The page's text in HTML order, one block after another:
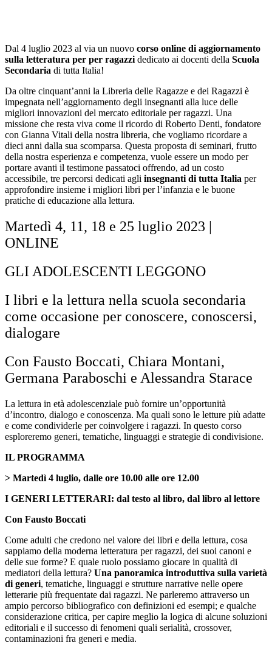
Dal 4 luglio 2023 al via un nuovo corso online di aggiornamento
sulla letteratura per per ragazzidedicato ai docenti della Scuola
Secondaria di tutta Italia!
Da oltre cinquant’anni la Libreria delle Ragazze e dei Ragazzi è
impegnata nell’aggiornamento degli insegnanti alla luce delle
migliori innovazioni del mercato editoriale per ragazzi. Una
missione che resta viva come il ricordo di Roberto Denti, fondatore
con Gianna Vitali della nostra libreria, che vogliamo ricordare a
dieci anni dalla sua scomparsa. Questa proposta di seminari, frutto
della nostra esperienza e competenza, vuole essere un modo per
portare avanti il testimone passatoci offrendo, ad un costo
accessibile, tre percorsi dedicati agli insegnanti di tutta Italia per
approfondire insieme i migliori libri per l’infanzia e le buone
pratiche di educazione alla lettura.
Martedì 4, 11, 18 e 25 luglio 2023 |
ONLINE
GLI ADOLESCENTI LEGGONO
I libri e la lettura nella scuola secondaria
come occasione per conoscere, conoscersi,
dialogare
Con Fausto Boccati, Chiara Montani,
Germana Paraboschi e Alessandra Starace
La lettura in età adolescenziale può fornire un’opportunità
d’incontro, dialogo e conoscenza. Ma quali sono le letture più adatte
e come condividerle per coinvolgere i ragazzi. In questo corso
esploreremo generi, tematiche, linguaggi e strategie di condivisione.
IL PROGRAMMA
> Martedì 4 luglio, dalle ore 10.00 alle ore 12.00
I GENERI LETTERARI: dal testo al libro, dal libro al lettore
Con Fausto Boccati
Come adulti che credono nel valore dei libri e della lettura, cosa
sappiamo della moderna letteratura per ragazzi, dei suoi canoni e
delle sue forme? E quale ruolo possiamo giocare in qualità di
mediatori della lettura? Una panoramica introduttiva sulla varietà
di generi, tematiche, linguaggi e strutture narrative nelle opere
letterarie più frequentate dai ragazzi. Ne parleremo attraverso un
ampio percorso bibliografico con definizioni ed esempi; e qualche
considerazione critica, per capire meglio la logica di alcune soluzioni
editoriali e il successo di fenomeni quali serialità, crossover,
contaminazioni fra generi e media.